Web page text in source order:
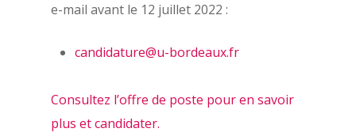
e-mail avant le 12 juillet 2022 :
candidature@u-bordeaux.fr
Consultez l’offre de poste pour en savoir
plus et candidater.